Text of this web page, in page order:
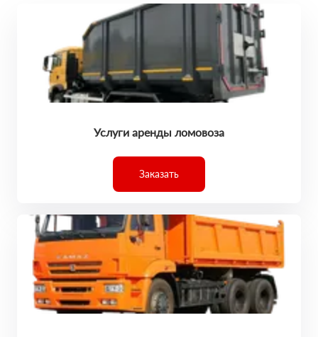
Услуги аренды ломовоза
Заказать